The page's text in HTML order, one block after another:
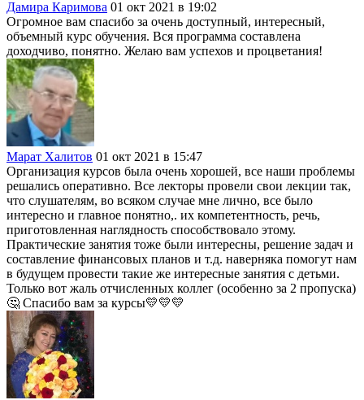
Дамира Каримова 01 окт 2021 в 19:02
Огромное вам спасибо за очень доступный, интересный,
объемный курс обучения. Вся программа составлена
доходчиво, понятно. Желаю вам успехов и процветания!
Марат Халитов 01 окт 2021 в 15:47
Организация курсов была очень хорошей, все наши проблемы
решались оперативно. Все лекторы провели свои лекции так,
что слушателям, во всяком случае мне лично, все было
интересно и главное понятно,. их компетентность, речь,
приготовленная наглядность способствовало этому.
Практические занятия тоже были интересны, решение задач и
составление финансовых планов и т.д. наверняка помогут нам
в будущем провести такие же интересные занятия с детьми.
Только вот жаль отчисленных коллег (особенно за 2 пропуска)
🤔 Спасибо вам за курсы💛💛💛